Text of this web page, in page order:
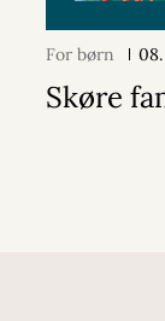
For børn
Skøre